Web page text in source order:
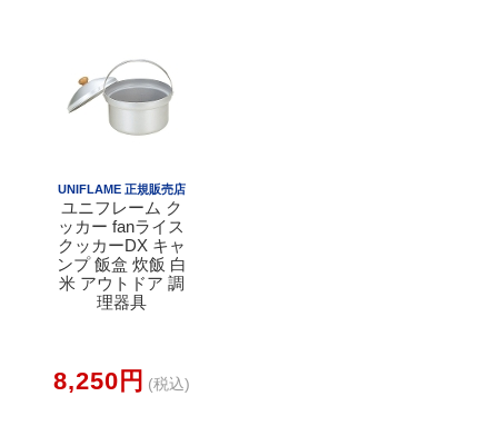
UNIFLAME 正規販売店
ユニフレーム ク
ッカー fanライス
クッカーDX キャ
ンプ 飯盒 炊飯 白
米 アウトドア 調
理器具
8,250円 (税込)